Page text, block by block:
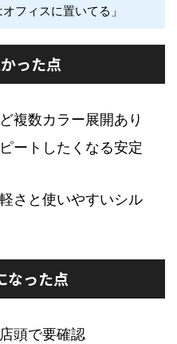
フィスに置いてる」
った点
複数カラー展開あり
ートしたくなる安定
さと使いやすいシル
った点
頭で要確認